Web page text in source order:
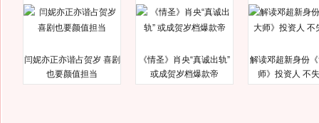
闫妮亦正亦谐占贺岁 喜剧
也要颜值担当
《情圣》肖央“真诚出轨”
或成贺岁档爆款帝
解读邓超新身份
师》投资人 不